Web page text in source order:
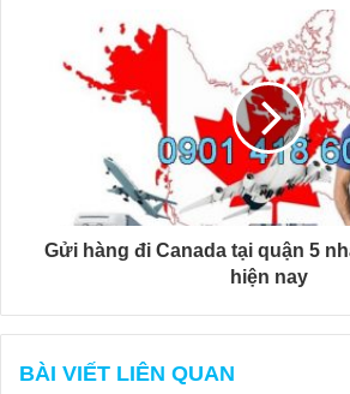
Gửi hàng đi Canada tại quận 5
hiện nay
BÀI VIẾT LIÊN QUAN